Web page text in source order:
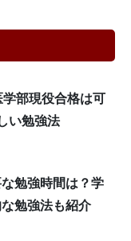
部現役合格は可
い勉強法
勉強時間は？学
勉強法も紹介